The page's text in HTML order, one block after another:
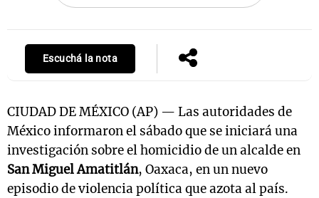
Escuchá la nota
CIUDAD DE MÉXICO (AP) — Las autoridades de
México informaron el sábado que se iniciará una
investigación sobre el homicidio de un alcalde en
San Miguel Amatitlán, Oaxaca, en un nuevo
episodio de violencia política que azota al país.